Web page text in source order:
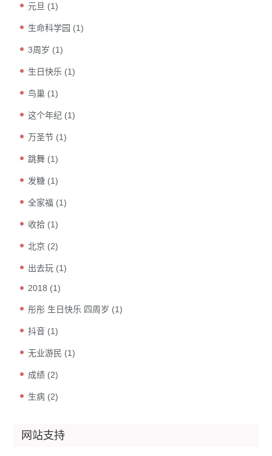
元旦 (1)
生命科学园 (1)
3周岁 (1)
生日快乐 (1)
鸟巢 (1)
这个年纪 (1)
万圣节 (1)
跳舞 (1)
发糖 (1)
全家福 (1)
收拾 (1)
北京 (2)
出去玩 (1)
2018 (1)
彤彤 生日快乐 四周岁 (1)
抖音 (1)
无业游民 (1)
成绩 (2)
生病 (2)
网站支持